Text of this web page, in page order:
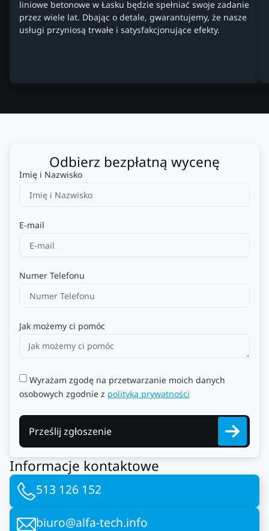
liniowe betonowe w Łasku będzie spełniać swoje zadanie
przez wiele lat. Dbając o detale, gwarantujemy, że nasze
usługi przyniosą trwałe i satysfakcjonujące efekty.
Odbierz bezpłatną wycenę
Imię i Nazwisko
E-mail
Numer Telefonu
Jak możemy ci pomóc
Wyrażam zgodę na przetwarzanie moich danych
osobowych zgodnie z polityką prywatności
Prześlij zgłoszenie
Informacje kontaktowe
513 126 152
biuro@alfa-tech.info